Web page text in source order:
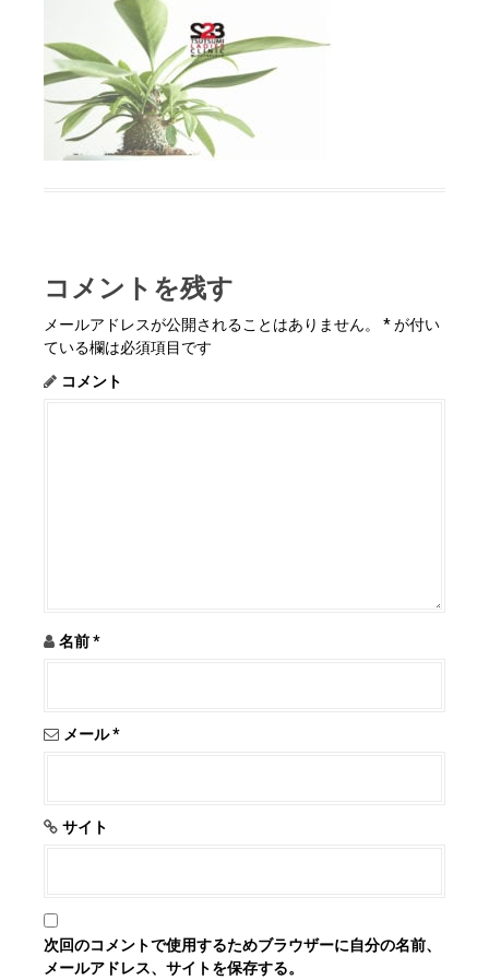
コメントを残す
メールアドレスが公開されることはありません。 *が付い
ている欄は必須項目です
コメント
名前*
メール*
サイト
次回のコメントで使用するためブラウザーに自分の名前、
メールアドレス、サイトを保存する。